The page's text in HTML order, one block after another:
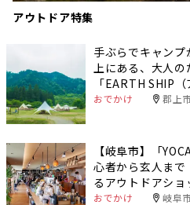
アウトドア特集
手ぶらでキャン
上にある、大人
「EARTH SHIP（
おでかけ 郡上
【岐阜市】「
心者から玄人まで
るアウトドアショ
おでかけ 岐阜